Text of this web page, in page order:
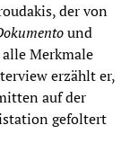
der von
und
Merkmale
erzählt er,
auf der
gefoltert